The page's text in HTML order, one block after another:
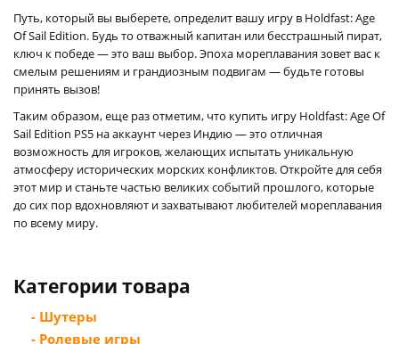
Путь, который вы выберете, определит вашу игру в Holdfast: Age
Of Sail Edition. Будь то отважный капитан или бесстрашный пират,
ключ к победе — это ваш выбор. Эпоха мореплавания зовет вас к
смелым решениям и грандиозным подвигам — будьте готовы
принять вызов!
Таким образом, еще раз отметим, что купить игру Holdfast: Age Of
Sail Edition PS5 на аккаунт через Индию — это отличная
возможность для игроков, желающих испытать уникальную
атмосферу исторических морских конфликтов. Откройте для себя
этот мир и станьте частью великих событий прошлого, которые
до сих пор вдохновляют и захватывают любителей мореплавания
по всему миру.
Категории товара
- Шутеры
- Ролевые игры